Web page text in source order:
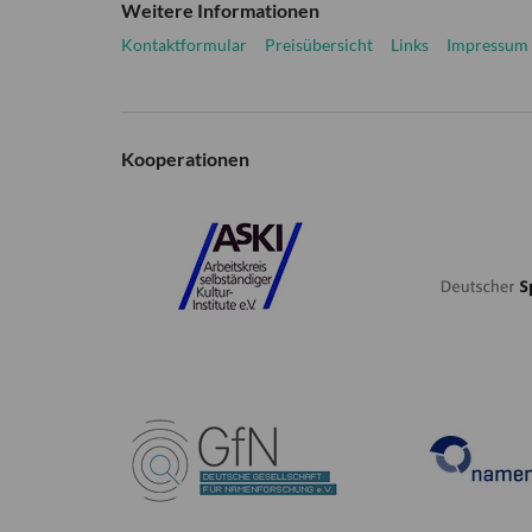
Weitere Informationen
Kontaktformular Preisübersicht Links Impressum
Kooperationen